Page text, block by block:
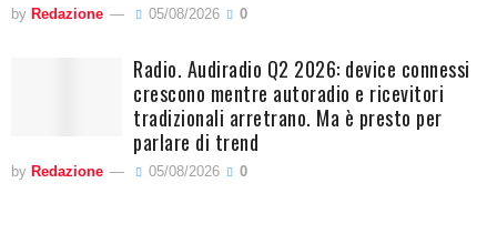
by Redazione 05/08/2026 0
Radio. Audiradio Q2 2026: device connessi
crescono mentre autoradio e ricevitori
tradizionali arretrano. Ma è presto per
parlare di trend
by Redazione 05/08/2026 0